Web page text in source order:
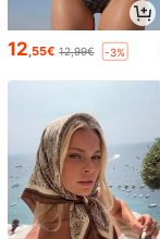
12 ,55€ 12,99€ -3%